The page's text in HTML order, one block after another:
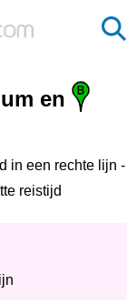
en
in een rechte lijn -
reistijd